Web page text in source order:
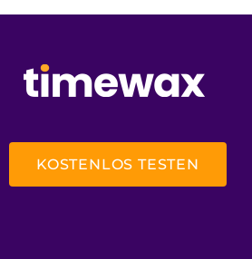
KOSTENLOS TESTEN